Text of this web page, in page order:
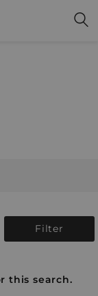
Filter
this search.